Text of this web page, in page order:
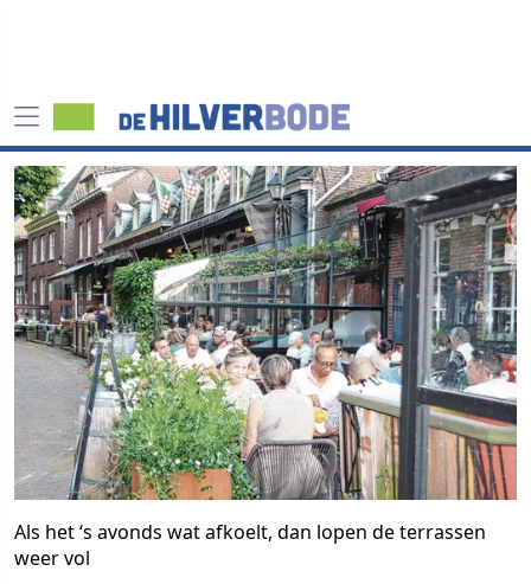
Als het ‘s avonds wat afkoelt, dan lopen de terrassen
weer vol